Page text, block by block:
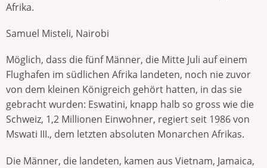
Afrika.
Samuel Misteli, Nairobi
Möglich, dass die fünf Männer, die Mitte Juli auf einem
Flughafen im südlichen Afrika landeten, noch nie zuvor
von dem kleinen Königreich gehört hatten, in das sie
gebracht wurden: Eswatini, knapp halb so gross wie die
Schweiz, 1,2 Millionen Einwohner, regiert seit 1986 von
Mswati III., dem letzten absoluten Monarchen Afrikas.
Die Männer, die landeten, kamen aus Vietnam, Jamaica,